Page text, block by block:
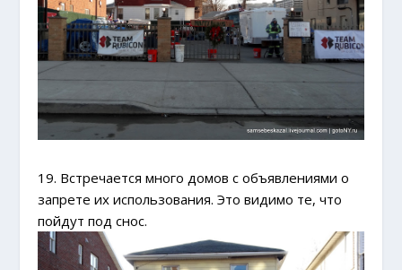
19. Встречается много домов с объявлениями о
запрете их использования. Это видимо те, что
пойдут под снос.